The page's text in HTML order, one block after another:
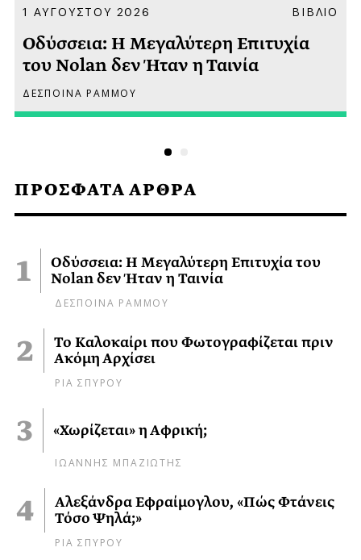
ΠΡΟΣΦΑΤΑ ΑΡΘΡΑ
Οδύσσεια: Η Μεγαλύτερη Επιτυχία του
Nolan δεν Ήταν η Ταινία
ΔΕΣΠΟΙΝΑ ΡΑΜΜΟΥ
Το Καλοκαίρι που Φωτογραφίζεται πριν
Ακόμη Αρχίσει
ΡΙΑ ΣΠΥΡΟΥ
«Χωρίζεται» η Αφρική;
ΙΩΑΝΝΗΣ ΜΠΑΖΙΩΤΗΣ
Αλεξάνδρα Εφραίμογλου, «Πώς Φτάνεις
Τόσο Ψηλά;»
ΡΙΑ ΣΠΥΡΟΥ
1 ΑΥΓΟΥΣΤΟΥ 2026 ΒΙΒΛΙΟ
Οδύσσεια: Η Μεγαλύτερη Επιτυχία
του Nolan δεν Ήταν η Ταινία
ΔΕΣΠΟΙΝΑ ΡΑΜΜΟΥ